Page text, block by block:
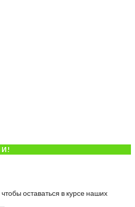
оставаться в курсе наших